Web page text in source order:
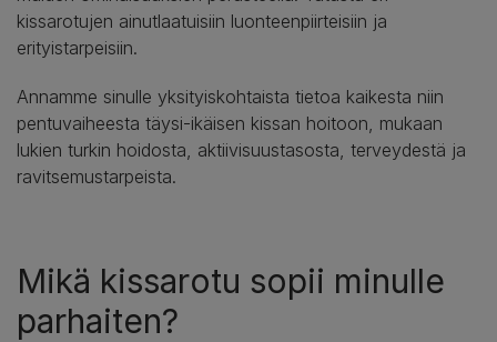
kissarotujen ainutlaatuisiin luonteenpiirteisiin ja
erityistarpeisiin.
Annamme sinulle yksityiskohtaista tietoa kaikesta niin
pentuvaiheesta täysi-ikäisen kissan hoitoon, mukaan
lukien turkin hoidosta, aktiivisuustasosta, terveydestä ja
ravitsemustarpeista.
Mikä kissarotu sopii minulle
parhaiten?